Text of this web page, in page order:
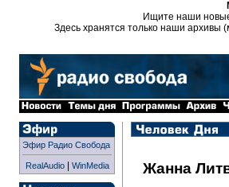
Ищите наши
Здесь хранятся только наши архивы
Эфир Радио Свобода
RealAudio| WinMedia Жанна